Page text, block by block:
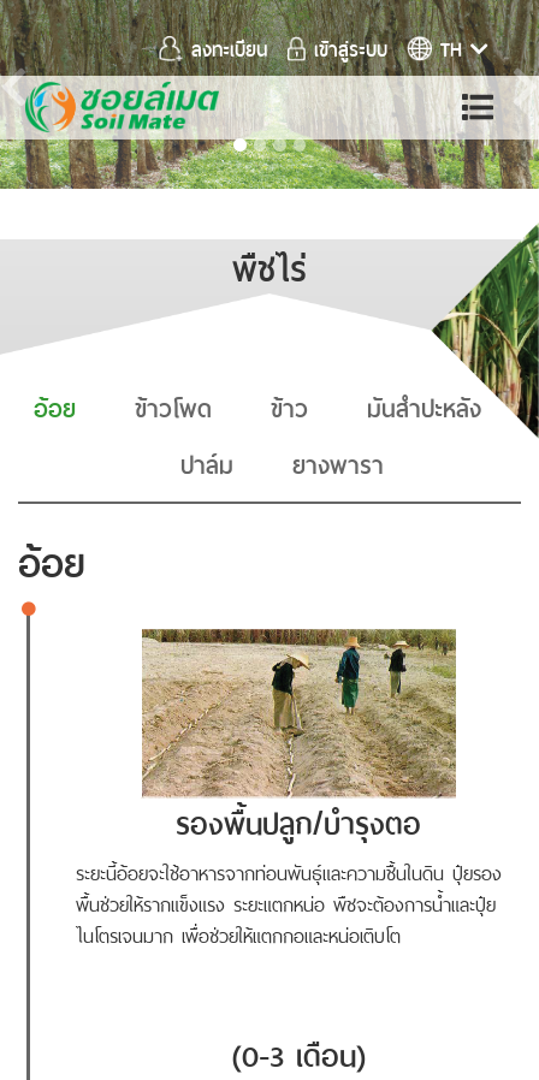
ลงทะเบียน เข้าสู่ระบบ
TH
Previous
พืชไร่
อ้อย ข้าวโพด ข้าว
มันสำปะหลัง
ปาล์ม
ยางพารา
อ้อย
รองพื้นปลูก/บำรุงตอ
ระยะนี้อ้อยจะใช้อาหารจากท่อนพันธุ์และความชื้นในดิน ปุ๋ยรอง
พื้นช่วยให้รากแข็งแรง ระยะแตกหน่อ พืชจะต้องการน้ำและปุ๋ย
ไนโตรเจนมาก เพื่อช่วยให้แตกกอและหน่อเติบโต
(0-3 เดือน)